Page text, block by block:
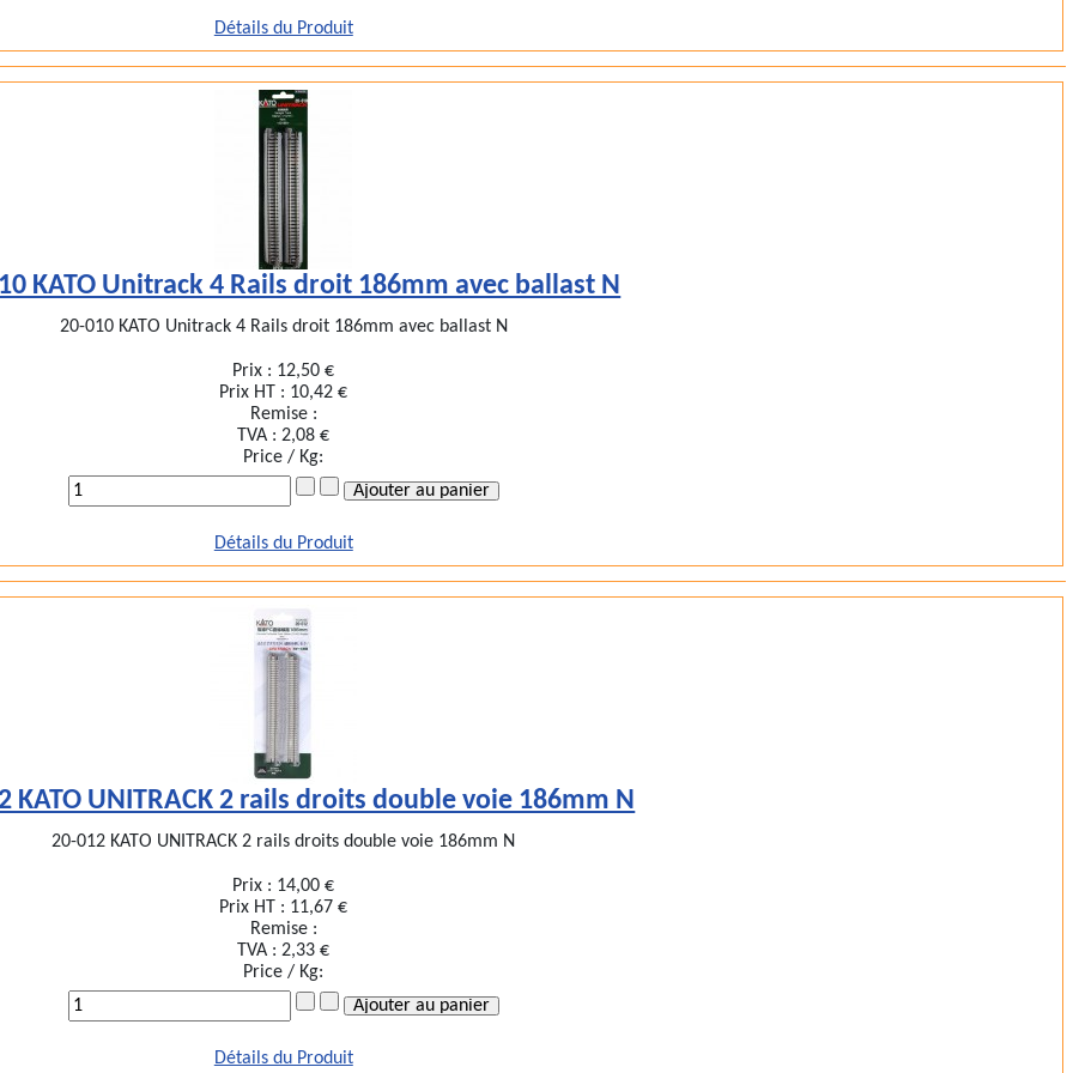
Détails du Produit
KATO Unitrack 4 Rails droit 186mm avec ballast N
20-010 KATO Unitrack 4 Rails droit 186mm avec ballast N
Prix : 12,50 €
Prix HT : 10,42 €
Remise :
TVA :2,08 €
Price / Kg:
Détails du Produit
KATO UNITRACK 2 rails droits double voie 186mm N
20-012 KATO UNITRACK 2 rails droits double voie 186mm N
Prix : 14,00 €
Prix HT : 11,67 €
Remise :
TVA :2,33 €
Price / Kg:
Détails du Produit